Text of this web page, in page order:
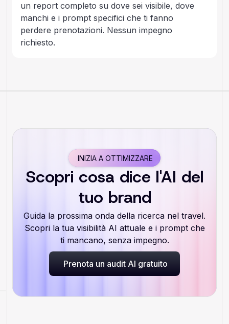
un report completo su dove sei visibile, dove
manchi e i prompt specifici che ti fanno
perdere prenotazioni. Nessun impegno
richiesto.
INIZIA A OTTIMIZZARE
Scopri cosa dice l'AI del
tuo brand
Guida la prossima onda della ricerca nel travel.
Scopri la tua visibilità AI attuale e i prompt che
ti mancano, senza impegno.
Prenota un audit AI gratuito
Prenota un audit AI gratuito